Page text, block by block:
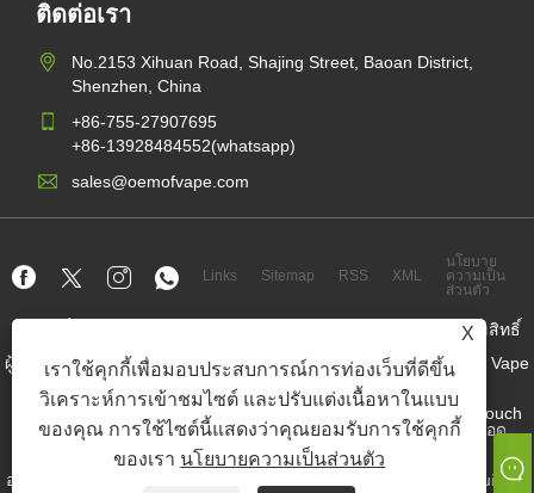
X
เราใช้คุกกี้เพื่อมอบประสบการณ์การท่องเว็บที่ดีขึ้น
วิเคราะห์การเข้าชมไซต์ และปรับแต่งเนื้อหาในแบบ
ของคุณ การใช้ไซต์นี้แสดงว่าคุณยอมรับการใช้คุกกี้
ของเรา นโยบายความเป็นส่วนตัว
ติดต่อเรา
No.2153 Xihuan Road, Shajing Street, Baoan District,
Shenzhen, China
+86-755-27907695
+86-13928484552(whatsapp)
sales@oemofvape.com
Links Sitemap RSS XML
นโยบาย
ความเป็น
ส่วนตัว
ลิขสิทธิ์© 2022 APLUS Precision Technology Co. , Ltd. สงวนลิขสิทธิ์
ผู้ผลิตคาร์ทริดจ์จีน, อุปกรณ์พ็อดทดแทน, vape ที่ใช้แล้วทิ้ง, โรงงาน Vape
OEM, บุหรี่อิเล็กทรอนิกส์
Nicotine Pouch Wholesaler, ผู้จำหน่ายกระเป๋านิโคติน, โรงงาน Pouch
Nicotine OEM, โรงงาน OEM SNUS, กระเป๋านิโคติน, อุปกรณ์พ็อด
prefilled
อุปกรณ์พ็อดแบบเติม, ระบบพ็อด, อุปกรณ์พ็อดปิด, ชุดเปิดพ็อด, e-liquid, e-